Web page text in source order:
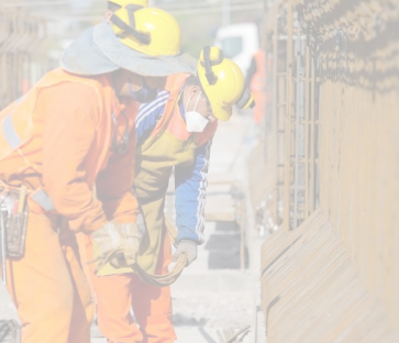
Malestar en el sector privado por
los cambios sin fin al proyecto de
la línea F